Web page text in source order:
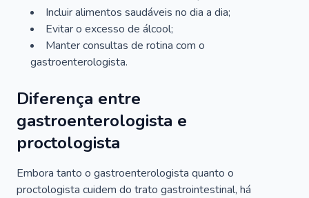
Incluir alimentos saudáveis no dia a dia;
Evitar o excesso de álcool;
Manter consultas de rotina com o
gastroenterologista.
Diferença entre
gastroenterologista e
proctologista
Embora tanto o gastroenterologista quanto o
proctologista cuidem do trato gastrointestinal, há